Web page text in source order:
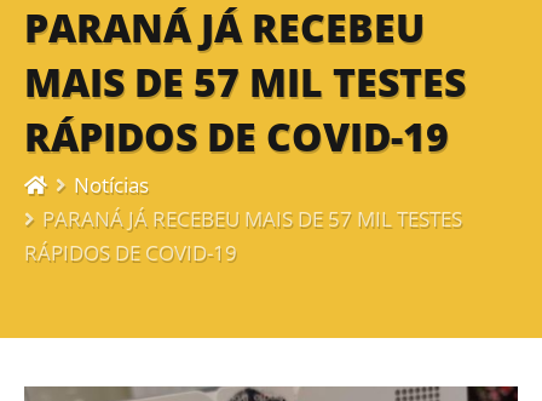
PARANÁ JÁ RECEBEU
MAIS DE 57 MIL TESTES
RÁPIDOS DE COVID-19
Notícias
PARANÁ JÁ RECEBEU MAIS DE 57 MIL TESTES
RÁPIDOS DE COVID-19